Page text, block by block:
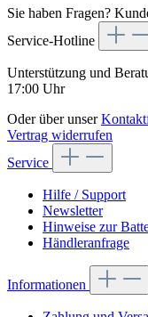
Sie haben Fragen?
Service-Hotline
Unterstützung und
17:00 Uhr
Oder über unser
Vertrag widerrufen
Service
Hilfe / Support
Newsletter
Hinweise zur
Händleranfrage
Informationen